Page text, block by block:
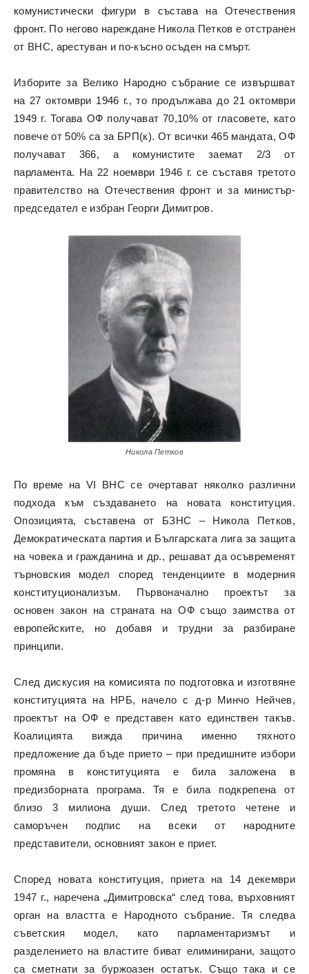
комунистически фигури в състава на Отечествения
фронт. По негово нареждане Никола Петков е отстранен
от ВНС, арестуван и по-късно осъден на смърт.
Изборите за Велико Народно събрание се извършват
на 27 октомври 1946 г., то продължава до 21 октомври
1949 г. Тогава ОФ получават 70,10% от гласовете, като
повече от 50% са за БРП(к). От всички 465 мандата, ОФ
получават 366, а комунистите заемат 2/3 от
парламента. На 22 ноември 1946 г. се съставя третото
правителство на Отечествения фронт и за министър-
председател е избран Георги Димитров.
Никола Петков
По време на VI ВНС се очертават няколко различни
подхода към създаването на новата конституция.
Опозицията, съставена от БЗНС – Никола Петков,
Демократическата партия и Българската лига за защита
на човека и гражданина и др., решават да осъвременят
търновския модел според тенденциите в модерния
конституционализъм. Първоначално проектът за
основен закон на страната на ОФ също заимства от
европейските, но добавя и трудни за разбиране
принципи.
След дискусия на комисията по подготовка и изготвяне
конституцията на НРБ, начело с д-р Минчо Нейчев,
проектът на ОФ е представен като единствен такъв.
Коалицията вижда причина именно тяхното
предложение да бъде прието – при предишните избори
промяна в конституцията е била заложена в
предизборната програма. Тя е била подкрепена от
близо 3 милиона души. След третото четене и
саморъчен подпис на всеки от народните
представители, основният закон е приет.
Според новата конституция, приета на 14 декември
1947 г., наречена „Димитровска“ след това, върховният
орган на властта е Народното събрание. Тя следва
съветския модел, като парламентаризмът и
разделението на властите биват елиминирани, защото
са сметнати за буржоазен остатък. Също така и се